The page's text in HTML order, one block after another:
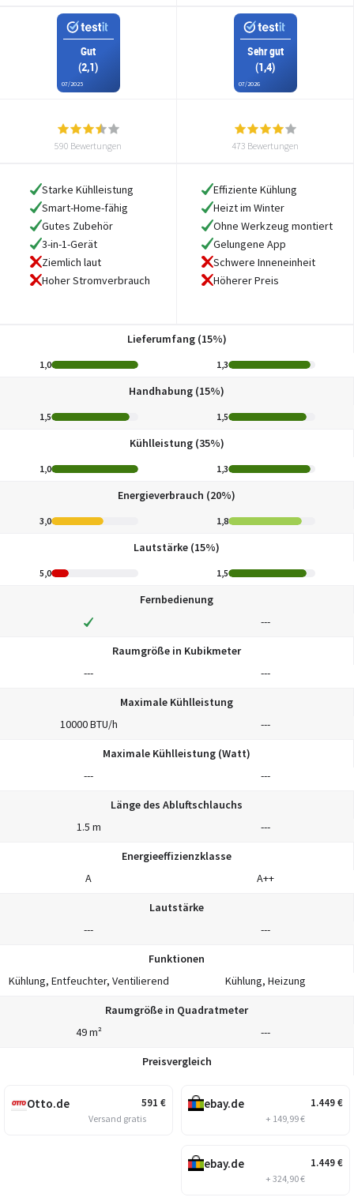
Gut
(2,1)
07/2025
Sehr gut
(1,4)
07/2026
590 Bewertungen 473 Bewertungen
Starke Kühlleistung
Smart-Home-fähig
Gutes Zubehör
3-in-1-Gerät
Ziemlich laut
Hoher Stromverbrauch
Effiziente Kühlung
Heizt im Winter
Ohne Werkzeug montiert
Gelungene App
Schwere Inneneinheit
Höherer Preis
Lieferumfang (15%)
1,0 1,3
Handhabung (15%)
1,5 1,5
Kühlleistung (35%)
1,0 1,3
Energieverbrauch (20%)
3,0 1,8
Lautstärke (15%)
5,0 1,5
Fernbedienung
---
Raumgröße in Kubikmeter
---
---
Maximale Kühlleistung
10000 BTU/h
---
Maximale Kühlleistung (Watt)
---
---
Länge des Abluftschlauchs
1.5 m
---
Energieeffizienzklasse
A
A++
Lautstärke
---
---
Funktionen
Kühlung, Entfeuchter, Ventilierend
Kühlung, Heizung
Raumgröße in Quadratmeter
49 m²
---
Preisvergleich
591 €
Otto.de
Versand gratis
1.449€
ebay.de
+ 149,99 €
1.449€
ebay.de
+ 324,90 €